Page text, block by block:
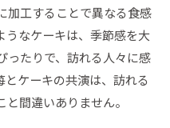
加工することで異なる食感
うなケーキは、季節感を大
ったりで、訪れる人々に感
ケーキの共演は、訪れる
間違いありません。